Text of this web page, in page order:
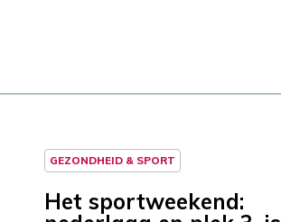
GEZONDHEID & SPORT
Het sportweekend: